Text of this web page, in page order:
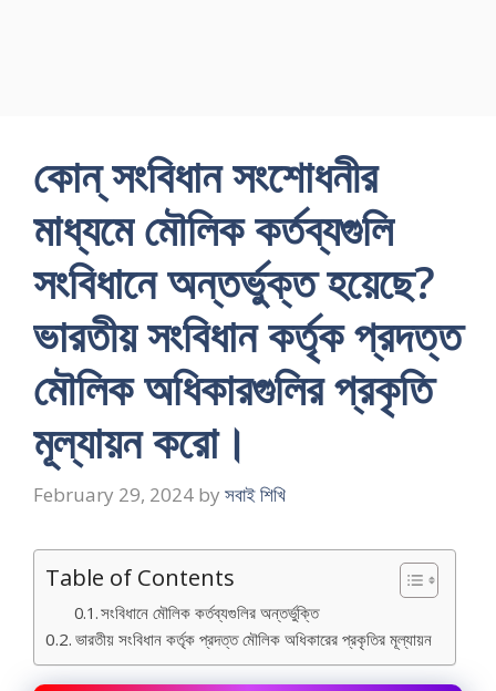
কোন্ সংবিধান সংশােধনীর
মাধ্যমে মৌলিক কর্তব্যগুলি
সংবিধানে অন্তর্ভুক্ত হয়েছে?
ভারতীয় সংবিধান কর্তৃক প্রদত্ত
মৌলিক অধিকারগুলির প্রকৃতি
মূল্যায়ন করাে।
February 29, 2024 by সবাই শিখি
Table of Contents
সংবিধানে মৌলিক কর্তব্যগুলির অন্তর্ভুক্তি
ভারতীয় সংবিধান কর্তৃক প্রদত্ত মৌলিক অধিকারের প্রকৃতির মূল্যায়ন